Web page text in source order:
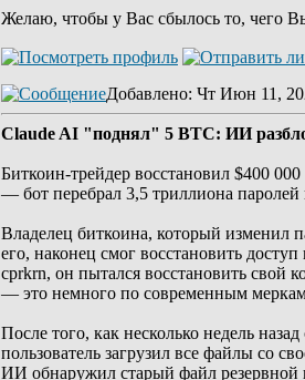
Желаю, чтобы у Вас сбылось то, чего
Добавлено: Чт Июн 11,
Claude AI "поднял" 5 BTC: ИИ
Биткоин-трейдер восстановил $400
— бот перебрал 3,5 триллиона
Владелец биткоина, который изменил
его, наконец смог восстановить
cprkrn, он пытался восстановить свой
— это немного по современным
После того, как несколько недель
пользователь загрузил все файлы со
ИИ обнаружил старый файл резервной